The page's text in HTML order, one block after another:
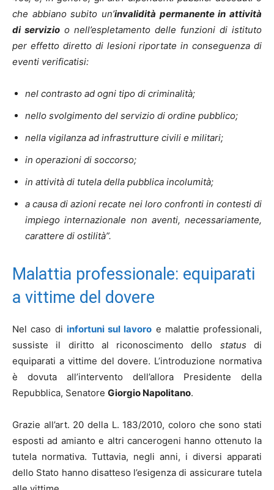
che abbiano subito un’invalidità permanente in attività
di servizio o nell’espletamento delle funzioni di istituto
per effetto diretto di lesioni riportate in conseguenza di
eventi verificatisi:
nel contrasto ad ogni tipo di criminalità;
nello svolgimento del servizio di ordine pubblico;
nella vigilanza ad infrastrutture civili e militari;
in operazioni di soccorso;
in attività di tutela della pubblica incolumità;
a causa di azioni recate nei loro confronti in contesti di
impiego internazionale non aventi, necessariamente,
carattere di ostilità”.
Malattia professionale: equiparati
a vittime del dovere
Nel caso di infortuni sul lavoro e malattie professionali,
sussiste il diritto al riconoscimento dello status di
equiparati a vittime del dovere. L’introduzione normativa
è dovuta all’intervento dell’allora Presidente della
Repubblica, Senatore Giorgio Napolitano.
Grazie all’art. 20 della L. 183/2010, coloro che sono stati
esposti ad amianto e altri cancerogeni hanno ottenuto la
tutela normativa. Tuttavia, negli anni, i diversi apparati
dello Stato hanno disatteso l’esigenza di assicurare tutela